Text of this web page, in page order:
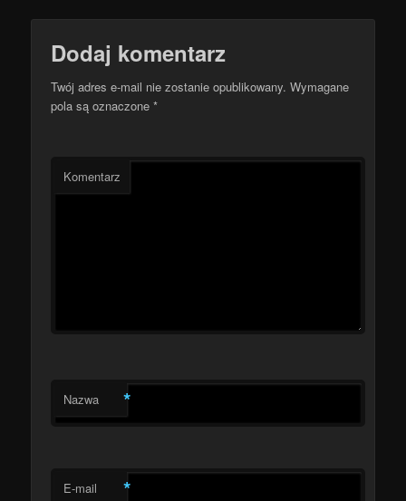
Dodaj komentarz
Twój adres e-mail nie zostanie opublikowany. Wymagane
pola są oznaczone*
Komentarz
Nazwa *
E-mail *